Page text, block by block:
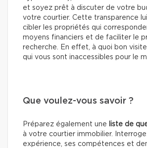
et soyez prêt à discuter de votre
votre courtier. Cette transparence
cibler les propriétés qui
moyens financiers et de faciliter le
recherche. En effet, à quoi bon
qui vous sont inaccessibles pour le
Que voulez-vous savoir ?
Préparez également une liste de
à votre courtier immobilier.
expérience, ses compétences et